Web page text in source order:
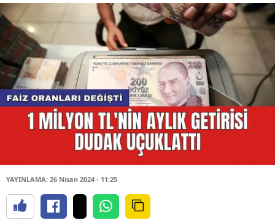
YAYINLAMA: 26 Nisan 2024 - 11:25